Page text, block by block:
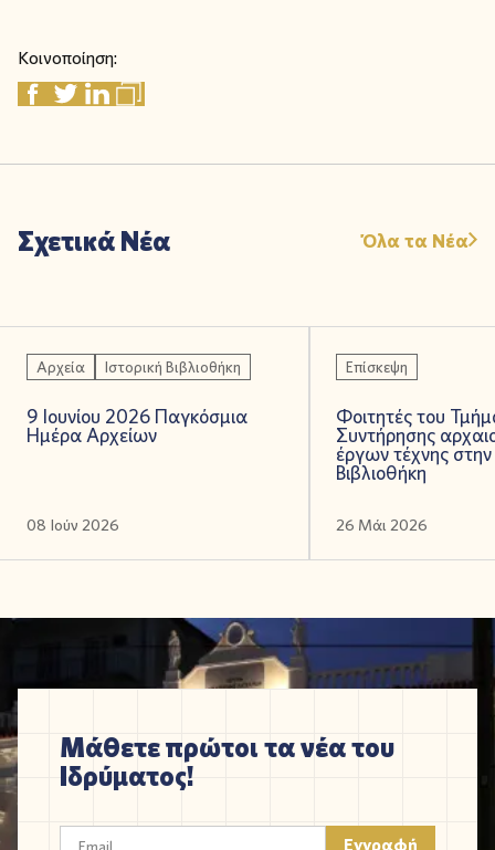
Κοινοποίηση:
Σχετικά Νέα Όλα τα Νέα
Αρχεία Ιστορική Βιβλιοθήκη
9 Ιουνίου 2026 Παγκόσμια
Ημέρα Αρχείων
08 Ιούν 2026
Επίσκεψη
Φοιτητές του
Συντήρησης
έργων τέχνης στην
Βιβλιοθήκη
26 Μάι 2026
Μάθετε πρώτοι τα νέα του
Ιδρύματος!